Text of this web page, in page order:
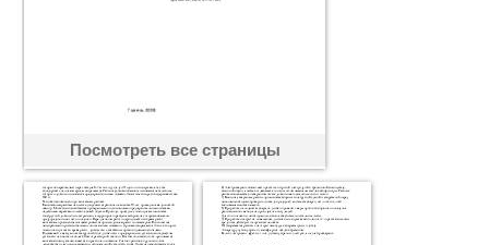
Посмотреть все страницы